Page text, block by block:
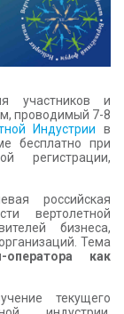
участников и
проводимый 7-8
Индустрии в
бесплатно при
регистрации,
российская
вертолетной
бизнеса,
Тема
оператора как
текущего